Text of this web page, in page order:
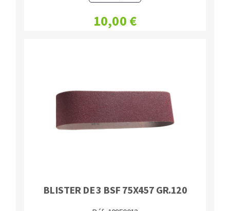
10,00 €
BLISTER DE 3 BSF 75X457 GR.120